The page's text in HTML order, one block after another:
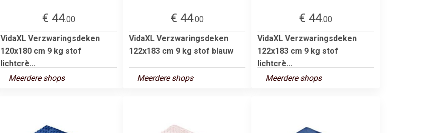
€ 44.00
VidaXL Verzwaringsdeken
120x180 cm 9 kg stof
lichtcrè...
Meerdere shops
€ 44.00
VidaXL Verzwaringsdeken
122x183 cm 9 kg stof blauw
Meerdere shops
€ 44.00
VidaXL Verzwaringsdeken
122x183 cm 9 kg stof
lichtcrè...
Meerdere shops